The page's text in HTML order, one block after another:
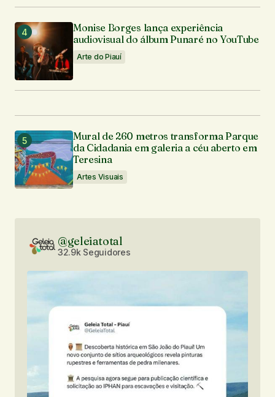
Monise Borges lança experiência
audiovisual do álbum Punaré no YouTube
Arte do Piauí
Mural de 260 metros transforma Parque
da Cidadania em galeria a céu aberto em
Teresina
Artes Visuais
@geleiatotal
32.9k Seguidores